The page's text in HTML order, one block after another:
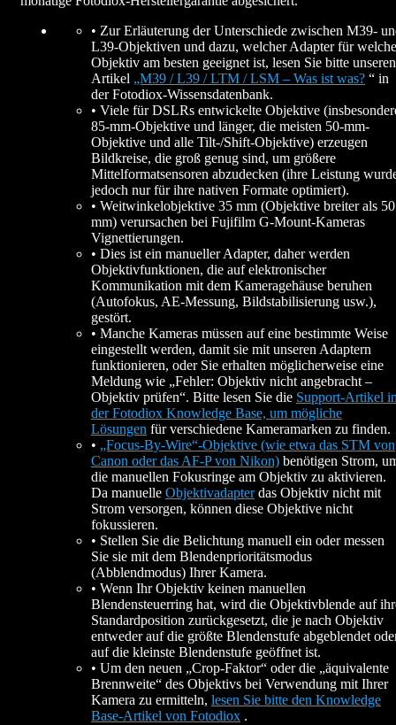
• Zur Erläuterung der Unterschiede zwischen M39-
L39-Objektiven und dazu, welcher Adapter für
Objektiv am besten geeignet ist, lesen Sie bitte unseren
Artikel „M39 / L39 / LTM / LSM – Was ist was? “ in
der Fotodiox-Wissensdatenbank.
• Viele für DSLRs entwickelte Objektive
85-mm-Objektive und länger, die meisten 50-mm-
Objektive und alle Tilt-/Shift-Objektive) erzeugen
Bildkreise, die groß genug sind, um größere
Mittelformatsensoren abzudecken (ihre Leistung
jedoch nur für ihre nativen Formate optimiert).
• Weitwinkelobjektive 35 mm (Objektive breiter als 50
mm) verursachen bei Fujifilm G-Mount-Kameras
Vignettierungen.
• Dies ist ein manueller Adapter, daher werden
Objektivfunktionen, die auf elektronischer
Kommunikation mit dem Kameragehäuse beruhen
(Autofokus, AE-Messung, Bildstabilisierung usw.),
gestört.
• Manche Kameras müssen auf eine bestimmte Weise
eingestellt werden, damit sie mit unseren Adaptern
funktionieren, oder Sie erhalten möglicherweise eine
Meldung wie „Fehler: Objektiv nicht angebracht –
Objektiv prüfen“. Bitte lesen Sie die Support-Artikel
der Fotodiox Knowledge Base, um mögliche
Lösungen für verschiedene Kameramarken zu finden.
• „Focus-By-Wire“-Objektive (wie etwa das STM von
Canon oder das AF-P von Nikon) benötigen Strom,
die manuellen Fokusringe am Objektiv zu aktivieren.
Da manuelle Objektivadapterdas Objektiv nicht mit
Strom versorgen, können diese Objektive nicht
fokussieren.
• Stellen Sie die Belichtung manuell ein oder messen
Sie sie mit dem Blendenprioritätsmodus
(Abblendmodus) Ihrer Kamera.
• Wenn Ihr Objektiv keinen manuellen
Blendensteuerring hat, wird die Objektivblende auf
Standardposition zurückgesetzt, die je nach Objektiv
entweder auf die größte Blendenstufe abgeblendet
auf die kleinste Blendenstufe geöffnet ist.
• Um den neuen „Crop-Faktor“ oder die „äquivalente
Brennweite“ des Objektivs bei Verwendung mit Ihrer
Kamera zu ermitteln, lesen Sie bitte den Knowledge
Base-Artikel von Fotodiox .